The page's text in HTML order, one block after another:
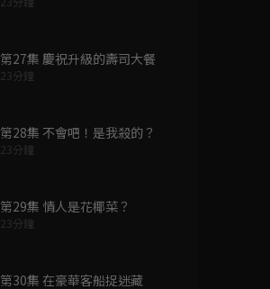
第27集 慶祝升級的壽司大餐
23分鐘
第28集 不會吧！是我殺的？
23分鐘
第29集 情人是花椰菜？
23分鐘
第30集 在豪華客船捉迷藏